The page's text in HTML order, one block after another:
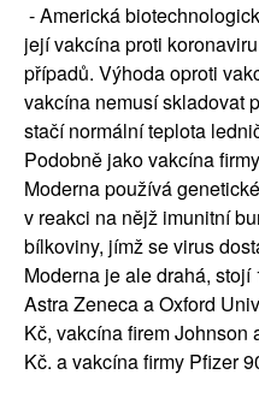
- Americká
její vakcína proti
případů. Výhoda oproti
vakcína nemusí skladovat
stačí normální teplota
Podobně jako vakcína
Moderna používá
v reakci na nějž imunitní
bílkoviny, jímž se virus
Moderna je ale drahá,
Astra Zeneca a Oxford
Kč, vakcína firem Johnson
Kč. a vakcína firmy Pfizer